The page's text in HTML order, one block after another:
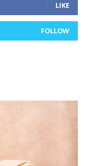
LIKE
FOLLOW